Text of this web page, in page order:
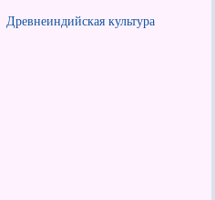
Древнеиндийская культура